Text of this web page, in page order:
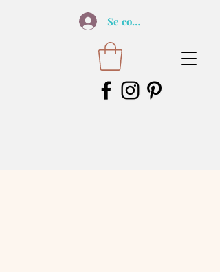
Se connecter